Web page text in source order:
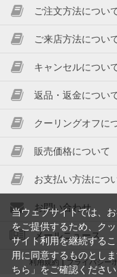
ご注文方法につい
ご来店方法につい
キャンセルについ
返品・返金につい
クーリングオフに
販売価格について
お支払い方法につ
お問い合わせ
メールニュース
利用規約 プライバシー
当ウェブサイトでは、
をご提供するため、ク
サイト利用を継続する
用に同意するものとし
ちら 」をご確認ください